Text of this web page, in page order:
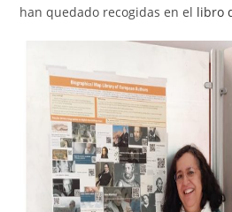
han quedado recogidas en el libro